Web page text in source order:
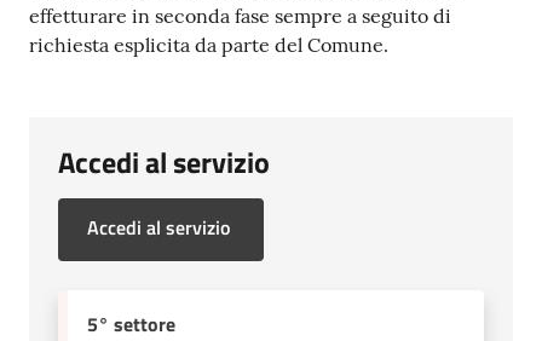
effetturare in seconda fase sempre a seguito di
richiesta esplicita da parte del Comune.
Accedi al servizio
Accedi al servizio
5° settore